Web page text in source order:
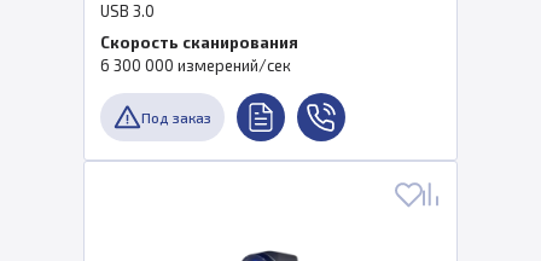
USB 3.0
Скорость сканирования
6 300 000 измерений/сек
Под заказ